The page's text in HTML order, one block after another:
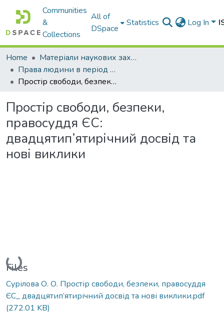
Communities
&
Collections
All of
DSpace
Statistics Log In
Home
Матеріали наукових заходів
Права людини в період збройних конфліктів : Збірник матеріалів Міжнародної науково-практичної конференції
Простір свободи, безпеки, правосуддя ЄС: двадцятип’ятирічний досвід та нові виклики
Простір свободи, безпеки,
правосуддя ЄС:
двадцятип’ятирічний досвід та
нові виклики
Loading...
Files
Сурілова О. О. Простір свободи, безпеки, правосуддя
ЄС_ двадцятип’ятирічний досвід та нові виклики.pdf
(272.01 KB)